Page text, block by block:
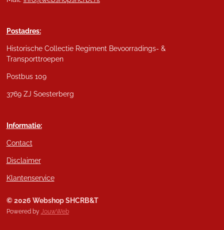
Postadres:
Historische Collectie Regiment Bevoorradings- &
Transporttroepen
Postbus 109
3769 ZJ Soesterberg
Informatie:
Contact
Disclaimer
Klantenservice
© 2026 Webshop SHCRB&T
Powered by JouwWeb